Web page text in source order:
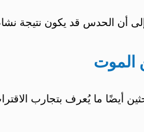
أن الحدس قد يكون نتيجة
الموت
أيضًا ما يُعرف بتجارب